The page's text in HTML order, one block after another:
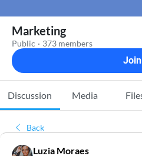
Marketing
Public · 373 members
Join
Discussion Media
Back
Luzia Moraes